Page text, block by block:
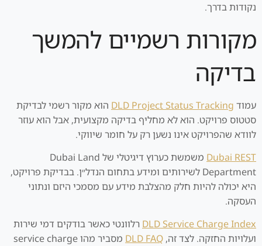
נקודות בדרך.
מקורות רשמיים להמשך
בדיקה
עמוד DLD Project Status Tracking הוא מקור רשמי לבדיקת
סטטוס פרויקט. הוא לא מחליף בדיקה מקצועית, אבל הוא עוזר
לוודא שהפרויקט אינו נשען רק על חומר שיווקי.
Dubai REST
משמשת כערוץ דיגיטלי של Dubai Land
Department לשירותים ומידע בתחום הנדל״ן. בבדיקת פרויקט,
היא יכולה להיות חלק מהצלבת מידע עם מסמכי היזם ונתוני
העסקה.
DLD Service Charge Index רלוונטי כאשר בודקים דמי שירות
ועלויות החזקה. לצד זה, DLD FAQ
מסביר מהו service charge